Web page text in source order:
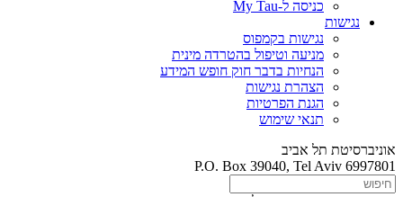
כניסה ל-My Tau
נגישות
נגישות בקמפוס
מניעה וטיפול בהטרדה מינית
הנחיות בדבר חוק חופש המידע
הצהרת נגישות
הגנת הפרטיות
תנאי שימוש
אוניברסיטת תל אביב
P.O. Box 39040, Tel Aviv 6997801